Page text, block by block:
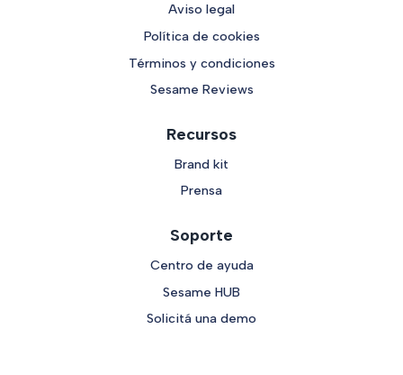
Aviso legal
Política de cookies
Términos y condiciones
Sesame Reviews
Recursos
Brand kit
Prensa
Soporte
Centro de ayuda
Sesame HUB
Solicitá una demo